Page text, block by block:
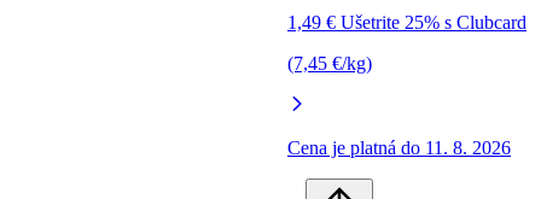
1,49 € Ušetrite 25% s Clubcard
(7,45 €/kg)
Cena je platná do 11. 8. 2026